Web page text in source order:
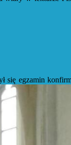
egzamin